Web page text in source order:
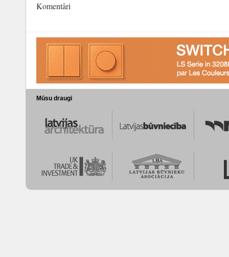
Komentāri
Mūsu draugi